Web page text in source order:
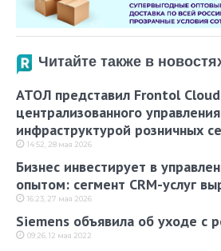
Читайте также в
АТОЛ представил Frontol
централизованного
инфраструктурой розничных
14:52, 28 мая 2026
Бизнес инвестирует в
опытом: сегмент CRM-услуг
16:23, 27 мая 2026
Siemens объявила об уходе с
09:26, 12 мая 2022